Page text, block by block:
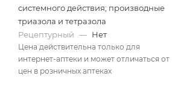
системного действия; производные
триазола и тетразола
Рецептурный — Нет
Цена действительна только для
интернет-аптеки и может отличаться от
цен в розничных аптеках